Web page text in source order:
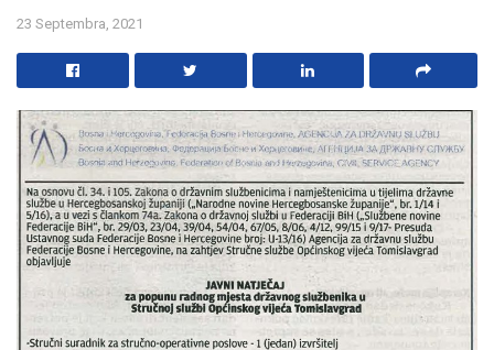
23 Septembra, 2021